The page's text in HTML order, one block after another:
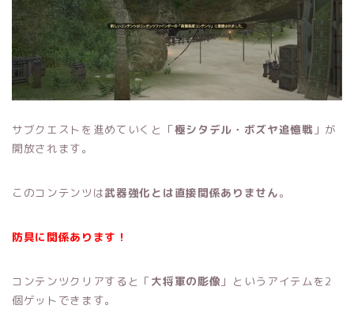
サブクエストを進めていくと「極シタデル・ボズヤ追憶戦 」が
開放されます。
このコンテンツは武器強化とは直接関係ありません。
防具に関係あります！
コンテンツクリアすると「 大将軍の彫像 」というアイテムを2
個ゲットできます。